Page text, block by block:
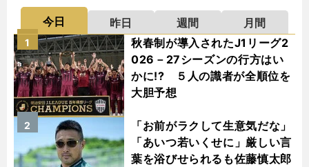
今日 昨日 週間
月間
秋春制が導入されたJ1リーグ2
026－27シーズンの行方はい
かに!? ５人の識者が全順位を
大胆予想
1
「お前がラクして生意気だな」
「あいつ若いくせに」厳しい言
葉を浴びせられるも佐藤慎太郎
2